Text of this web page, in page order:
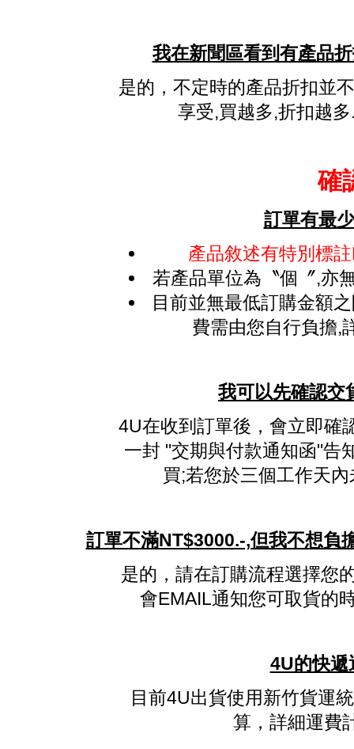
我在新聞區看到有產品
是的，不定時的產品折扣並
享受,買越多,折扣越
確
訂單有最
產品敘述有特別標
若產品單位為〝個〞,亦
目前並無最低訂購金額
費需由您自行負擔,
我可以先確認交
4U在收到訂單後，會立即確
一封 "交期與付款通知函"告
買;若您於三個工作天
訂單不滿NT$3000.-,但我不想負
是的，請在訂購流程選擇您
會EMAIL通知您可取貨的
4U的快遞
目前4U出貨使用新竹貨運
算，詳細運費